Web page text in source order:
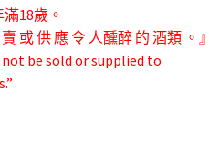
18歲。
或 供 應 令 人醺醉 的 酒類 。』
be sold or supplied to